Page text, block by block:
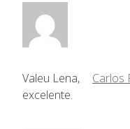
Carlos
Valeu Lena,
excelente.